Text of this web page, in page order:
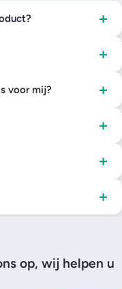
+
+
voor mij? +
+
+
+
op, wij helpen u